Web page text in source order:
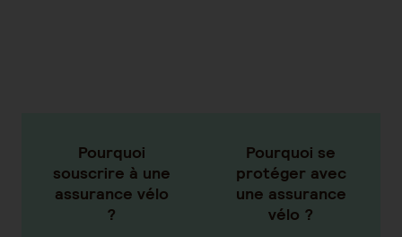
Pourquoi
souscrire à une
assurance vélo
?
Pourquoi se
protéger avec
une assurance
vélo ?